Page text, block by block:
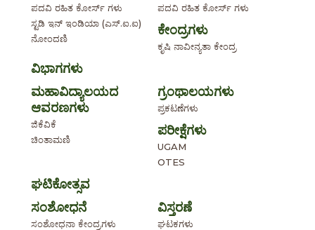
ಪದವಿ ರಹಿತ ಕೋರ್ಸ್ ಗಳು
ಸ್ಟಡಿ ಇನ್ ಇಂಡಿಯಾ (ಎಸ್.ಐ.ಐ)
ನೋಂದಣಿ
ಪದವಿ ರಹಿತ ಕೋರ್ಸ್ ಗಳು
ಕೇಂದ್ರಗಳು
ಕೃಷಿ ನಾವೀನ್ಯತಾ ಕೇಂದ್ರ
ವಿಭಾಗಗಳು
ಮಹಾವಿದ್ಯಾಲಯದ
ಆವರಣಗಳು
ಜಿಕೆವಿಕೆ
ಚಿಂತಾಮಣಿ
ಗ್ರಂಥಾಲಯಗಳು
ಪ್ರಕಟಣೆಗಳು
ಪರೀಕ್ಷೆಗಳು
UGAM
OTES
ಘಟಿಕೋತ್ಸವ
ಸಂಶೋಧನೆ
ಸಂಶೋಧನಾ ಕೇಂದ್ರಗಳು
ವಿಸ್ತರಣೆ
ಘಟಕಗಳು